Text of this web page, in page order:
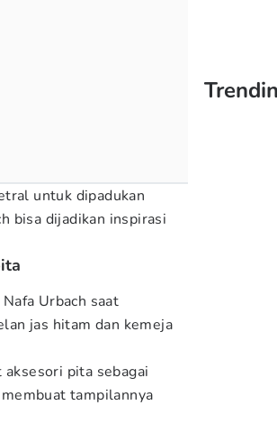
untuk dipadukan
bisa dijadikan inspirasi
Urbach saat
jas hitam dan kemeja
pita sebagai
tampilannya